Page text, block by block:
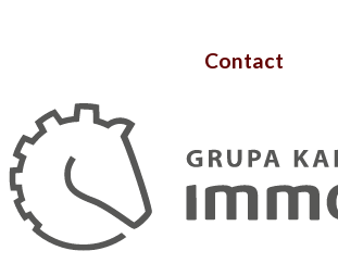
Contact